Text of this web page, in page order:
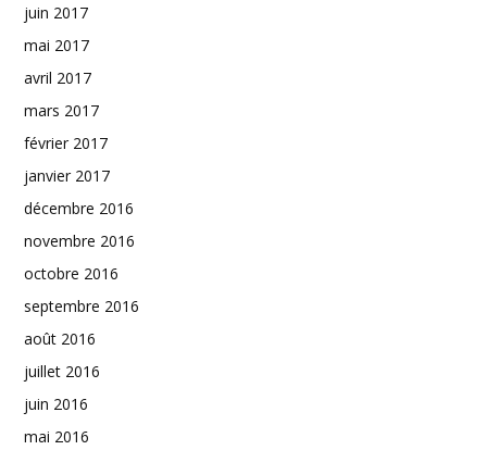
juin 2017
mai 2017
avril 2017
mars 2017
février 2017
janvier 2017
décembre 2016
novembre 2016
octobre 2016
septembre 2016
août 2016
juillet 2016
juin 2016
mai 2016